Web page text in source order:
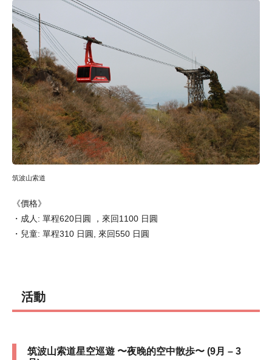
筑波山索道
《價格》
・成人: 單程620日圓 ，來回1100 日圓
・兒童: 單程310 日圓, 來回550 日圓
活動
筑波山索道星空巡遊 〜夜晚的空中散歩〜 (9月 – 3